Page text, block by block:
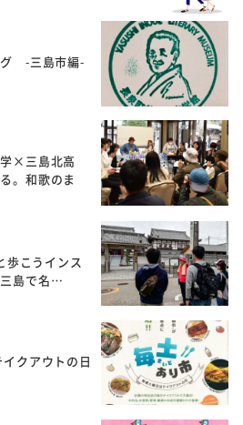
-三島市編-
×三島北高
。和歌のま
歩こうインス
島で名…
クアウトの日